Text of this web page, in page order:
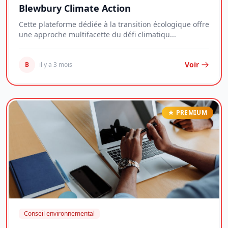
Blewbury Climate Action
Cette plateforme dédiée à la transition écologique offre
une approche multifacette du défi climatiqu...
B il y a 3 mois Voir
PREMIUM
Conseil environnemental